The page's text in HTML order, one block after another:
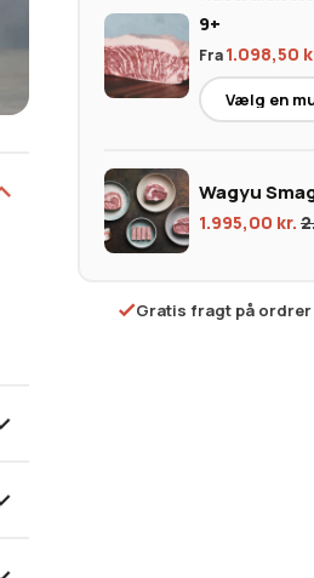
9+
Fra1.098,50
Wagyu
1.995,00 kr.
Gratis fragt på